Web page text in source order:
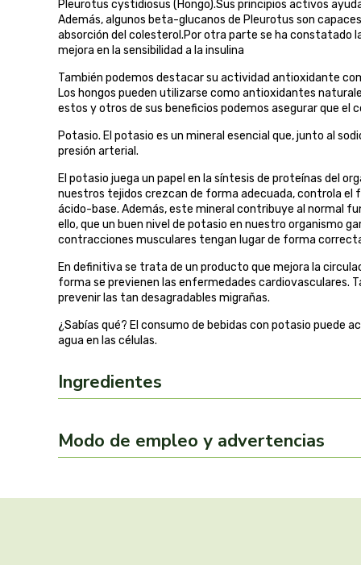
Pleurotus cystidiosus (Hongo).Sus principios activos
Además, algunos beta-glucanos de Pleurotus son
absorción del colesterol.Por otra parte se ha constatado
mejora en la sensibilidad a la insulina
También podemos destacar su actividad antioxidante
Los hongos pueden utilizarse como antioxidantes
estos y otros de sus beneficios podemos asegurar que
Potasio. El potasio es un mineral esencial que, junto al
presión arterial.
El potasio juega un papel en la síntesis de proteínas del
nuestros tejidos crezcan de forma adecuada, controla el
ácido-base. Además, este mineral contribuye al normal
ello, que un buen nivel de potasio en nuestro organismo
contracciones musculares tengan lugar de forma
En definitiva se trata de un producto que mejora la
forma se previenen las enfermedades cardiovasculares.
prevenir las tan desagradables migrañas.
¿Sabías qué? El consumo de bebidas con potasio puede
agua en las células.
Ingredientes
Modo de empleo y advertencias